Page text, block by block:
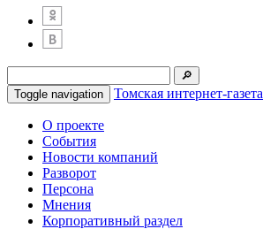
Toggle navigation Томская интернет-газета
О проекте
События
Новости компаний
Разворот
Персона
Мнения
Корпоративный раздел